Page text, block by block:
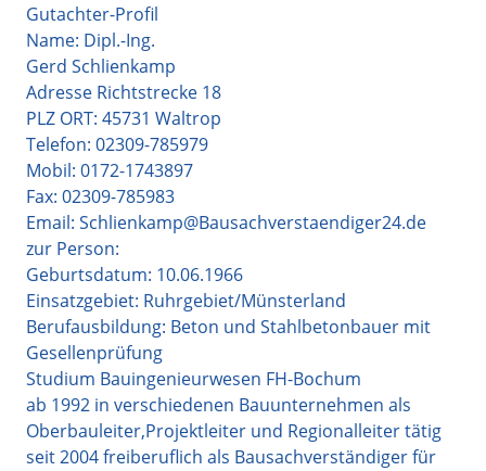
Gutachter-Profil
Name: Dipl.-Ing.
Gerd Schlienkamp
Adresse Richtstrecke 18
PLZ ORT: 45731 Waltrop
Telefon: 02309-785979
Mobil: 0172-1743897
Fax: 02309-785983
Email: Schlienkamp@Bausachverstaendiger24.de
zur Person:
Geburtsdatum: 10.06.1966
Einsatzgebiet: Ruhrgebiet/Münsterland
Berufausbildung: Beton und Stahlbetonbauer mit
Gesellenprüfung
Studium Bauingenieurwesen FH-Bochum
ab 1992 in verschiedenen Bauunternehmen als
Oberbauleiter,Projektleiter und Regionalleiter tätig
seit 2004 freiberuflich als Bausachverständiger für